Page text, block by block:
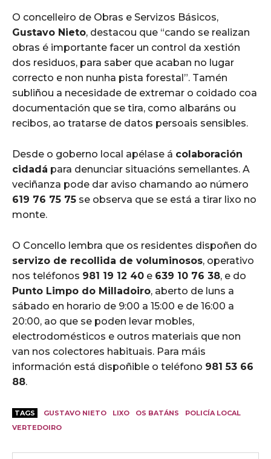
O concelleiro de Obras e Servizos Básicos,
Gustavo Nieto, destacou que “cando se realizan
obras é importante facer un control da xestión
dos residuos, para saber que acaban no lugar
correcto e non nunha pista forestal”. Tamén
subliñou a necesidade de extremar o coidado coa
documentación que se tira, como albaráns ou
recibos, ao tratarse de datos persoais sensibles.
Desde o goberno local apélase á colaboración
cidadá para denunciar situacións semellantes. A
veciñanza pode dar aviso chamando ao número
619 76 75 75 se observa que se está a tirar lixo no
monte.
O Concello lembra que os residentes dispoñen do
servizo de recollida de voluminosos, operativo
nos teléfonos 981 19 12 40 e 639 10 76 38, e do
Punto Limpo do Milladoiro, aberto de luns a
sábado en horario de 9:00 a 15:00 e de 16:00 a
20:00, ao que se poden levar mobles,
electrodomésticos e outros materiais que non
van nos colectores habituais. Para máis
información está dispoñible o teléfono 981 53 66
88.
TAGS GUSTAVO NIETO LIXO OS BATÁNS
POLICÍA LOCAL
VERTEDOIRO